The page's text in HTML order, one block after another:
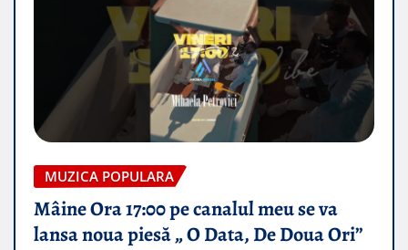
MUZICA POPULARA
Mâine Ora 17:00 pe canalul meu se va
lansa noua piesă „ O Data, De Doua Ori”